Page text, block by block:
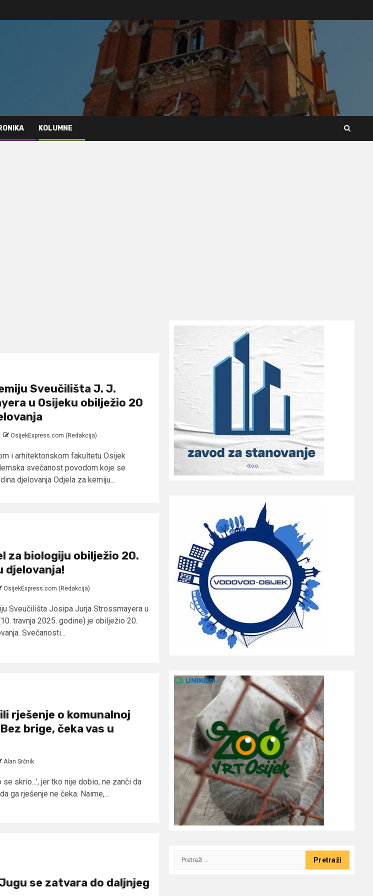
KOLUMNE
Sveučilišta J. J.
u Osijeku obilježio 20
OsijekExpress.com (Redakcija)
i arhitektonskom fakultetu Osijek
svečanost povodom koje se
djelovanja Odjela za kemiju...
za biologiju obilježio 20.
djelovanja!
OsijekExpress.com (Redakcija)
Sveučilišta Josipa Jurja Strossmayera u
travnja 2025. godine) je obilježio 20.
Svečanosti...
rješenje o komunalnoj
brige, čeka vas u
Alan Srčnik
se skrio...', jer tko nije dobio, ne zanči da
ga rješenje ne čeka. Naime,...
Jugu se zatvara do daljnjeg
Pretraži: